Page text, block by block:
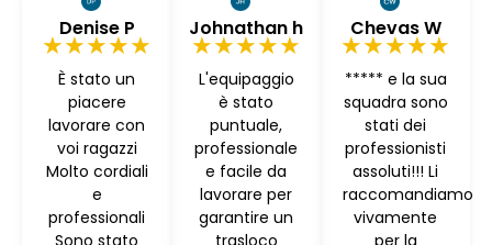
Denise P
★★★★★
È stato un
piacere
lavorare con
voi ragazzi
Molto cordiali
e
professionali
Johnathan h
★★★★★
L'equipaggio
è stato
puntuale,
professionale
e facile da
lavorare per
garantire un
Chevas W
★★★★★
***** e la sua
squadra sono
stati dei
professionisti
assoluti!!! Li
raccomandiamo
vivamente